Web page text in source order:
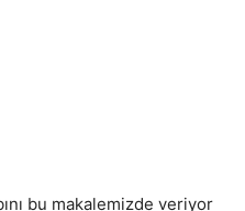
bu makalemizde veriyor